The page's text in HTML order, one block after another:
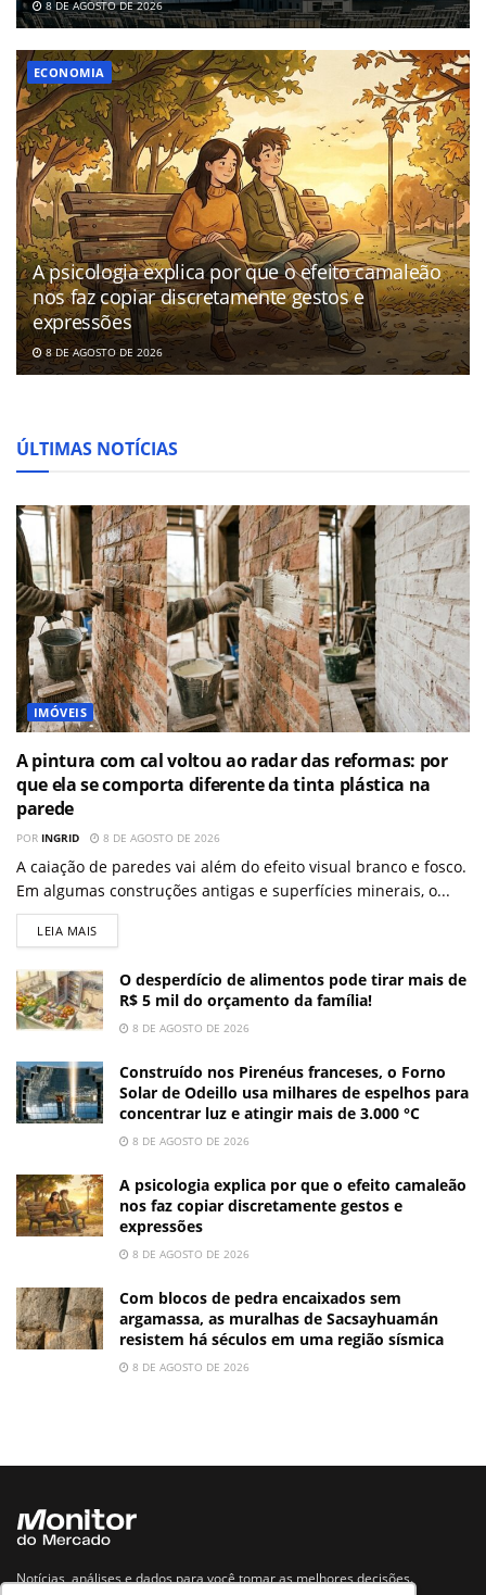
8 DE AGOSTO DE 2026
ECONOMIA
A psicologia explica por que o efeito camaleão
nos faz copiar discretamente gestos e
expressões
8 DE AGOSTO DE 2026
ÚLTIMAS NOTÍCIAS
IMÓVEIS
A pintura com cal voltou ao radar das reformas: por
que ela se comporta diferente da tinta plástica na
parede
POR INGRID 8 DE AGOSTO DE 2026
A caiação de paredes vai além do efeito visual branco e fosco.
Em algumas construções antigas e superfícies minerais, o...
LEIA MAIS
O desperdício de alimentos pode tirar mais de
R$ 5 mil do orçamento da família!
8 DE AGOSTO DE 2026
Construído nos Pirenéus franceses, o Forno
Solar de Odeillo usa milhares de espelhos para
concentrar luz e atingir mais de 3.000 °C
8 DE AGOSTO DE 2026
A psicologia explica por que o efeito camaleão
nos faz copiar discretamente gestos e
expressões
8 DE AGOSTO DE 2026
Com blocos de pedra encaixados sem
argamassa, as muralhas de Sacsayhuamán
resistem há séculos em uma região sísmica
8 DE AGOSTO DE 2026
Notícias, análises e dados para você tomar as melhores decisões.